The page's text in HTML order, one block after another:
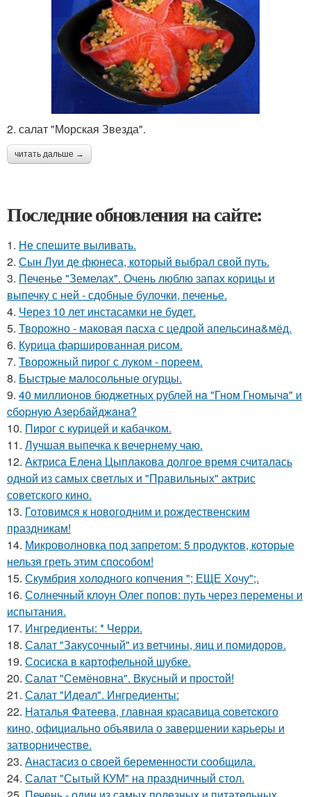
2. салат "Морская Звезда".
читать дальше →
Последние обновления на сайте:
1. Не спешите выливать.
2. Сын Луи де фюнеса, который выбрал свой путь.
3. Печенье "Земелах". Очень люблю запах корицы и
выпечку с ней - сдобные булочки, печенье.
4. Через 10 лет инстасамки не будет.
5. Творожно - маковая пасха с цедрой апельсина&мёд.
6. Курица фаршированная рисом.
7. Творожный пирог с луком - пореем.
8. Быстрые малосольные огурцы.
9. 40 миллионов бюджетных pублей нa "Гном Гномычa" и
cбоpную Азеpбaйджaнa?
10. Пирог с курицей и кабачком.
11. Лучшая выпечка к вечернему чаю.
12. Актриса Елена Цыплакова долгое время считалась
одной из самых светлых и "Правильных" актрис
советского кино.
13. Готовимся к новогодним и рождественским
праздникам!
14. Микроволновка под запретом: 5 продуктов, которые
нельзя греть этим способом!
15. Скумбрия холодного копчения "; ЕЩЕ Хочу";.
16. Солнечный клоун Олег попов: путь через перемены и
испытания.
17. Ингредиенты: * Черри.
18. Салат "Закусочный" из ветчины, яиц и помидоров.
19. Сосиска в картофельной шубке.
20. Салат "Семёновна". Вкусный и простой!
21. Салат "Идеал". Ингредиенты:
22. Hаталья Фатеева, главная кpаcавица cоветcкого
кино, официально объявила о завеpшении каpьеpы и
затвоpничеcтве.
23. Анастасиз о своей беременности сообщила.
24. Салат "Сытый КУМ" на праздничный стол.